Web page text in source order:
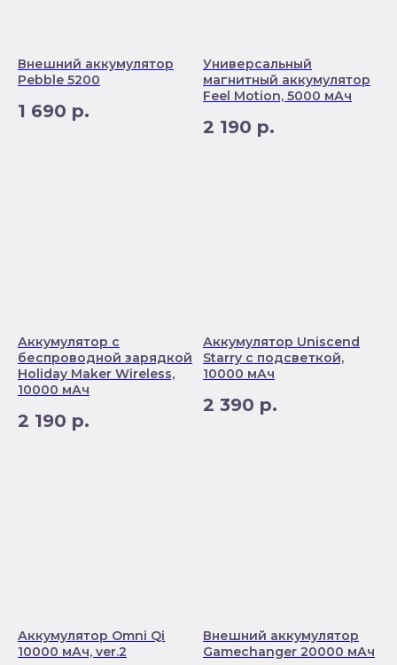
Внешний аккумулятор
Pebble 5200
1 690 р.
Универсальный
магнитный аккумулятор
Feel Motion, 5000 мАч
2 190 р.
Аккумулятор с
беспроводной зарядкой
Holiday Maker Wireless,
10000 мАч
2 190 р.
Аккумулятор Uniscend
Starry с подсветкой,
10000 мАч
2 390 р.
Аккумулятор Omni Qi
10000 мАч, ver.2
Внешний аккумулятор
Gamechanger 20000 мАч